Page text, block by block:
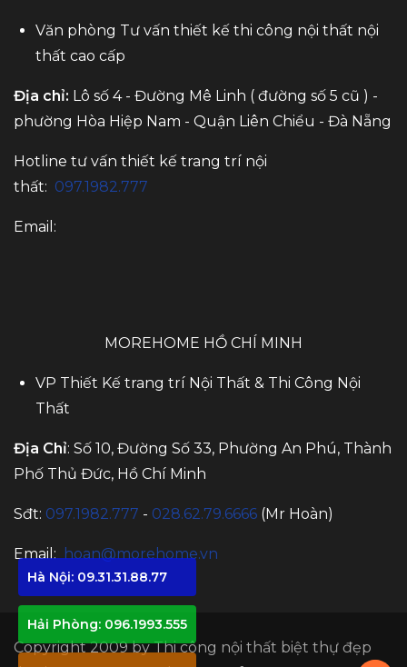
Hà Nội: 09.31.31.88.77
Hải Phòng: 096.1993.555
Văn phòng Tư vấn thiết kế thi công nội thất nội
thất cao cấp
Địa chỉ: Lô số 4 - Đường Mê Linh ( đường số 5 cũ ) -
phường Hòa Hiệp Nam - Quận Liên Chiểu - Đà Nẵng
Hotline tư vấn thiết kế trang trí nội
thất: 097.1982.777
Email:
MOREHOME HỒ CHÍ MINH
VP Thiết Kế trang trí Nội Thất & Thi Công Nội
Thất
Địa Chỉ: Số 10, Đường Số 33, Phường An Phú, Thành
Phố Thủ Đức, Hồ Chí Minh
Sđt: 097.1982.777 - 028.62.79.6666 (Mr Hoàn)
Email:hoan@morehome.vn
Copyright 2009 byThi công nội thất biệt thự đẹp